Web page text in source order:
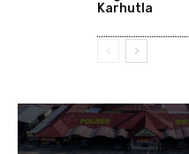
Karhutla